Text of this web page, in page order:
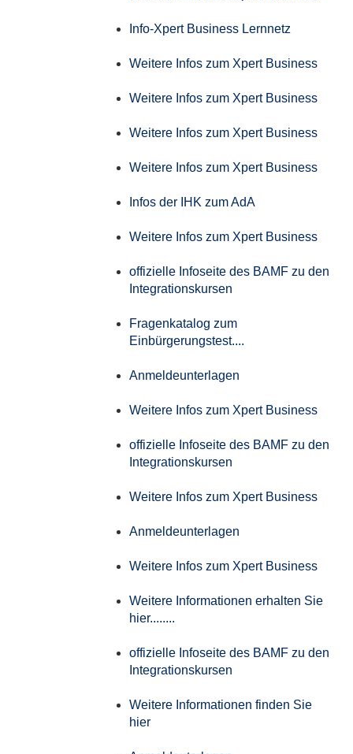
Info-Xpert Business Lernnetz
Weitere Infos zum Xpert Business
Weitere Infos zum Xpert Business
Weitere Infos zum Xpert Business
Weitere Infos zum Xpert Business
Infos der IHK zum AdA
Weitere Infos zum Xpert Business
offizielle Infoseite des BAMF zu den
Integrationskursen
Fragenkatalog zum
Einbürgerungstest....
Anmeldeunterlagen
Weitere Infos zum Xpert Business
offizielle Infoseite des BAMF zu den
Integrationskursen
Weitere Infos zum Xpert Business
Anmeldeunterlagen
Weitere Infos zum Xpert Business
Weitere Informationen erhalten Sie
hier........
offizielle Infoseite des BAMF zu den
Integrationskursen
Weitere Informationen finden Sie
hier